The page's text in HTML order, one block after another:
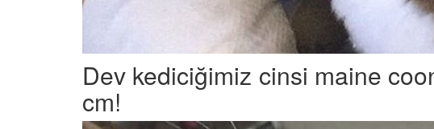
Dev kediciğimiz cinsi maine
cm!